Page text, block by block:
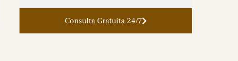
Consulta Gratuita 24/7